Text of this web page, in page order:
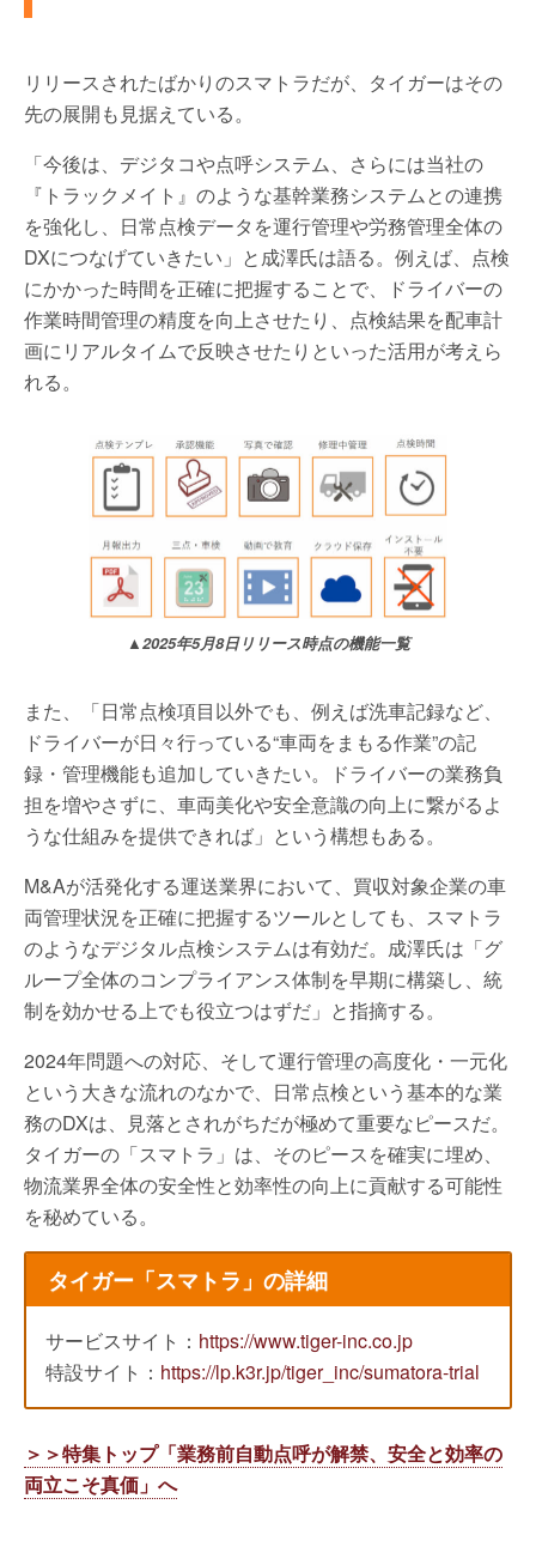
リリースされたばかりのスマトラだが、タイガーはその
先の展開も見据えている。
「今後は、デジタコや点呼システム、さらには当社の
『トラックメイト』のような基幹業務システムとの連携
を強化し、日常点検データを運行管理や労務管理全体の
DXにつなげていきたい」と成澤氏は語る。例えば、点検
にかかった時間を正確に把握することで、ドライバーの
作業時間管理の精度を向上させたり、点検結果を配車計
画にリアルタイムで反映させたりといった活用が考えら
れる。
▲2025年5月8日リリース時点の機能一覧
また、「日常点検項目以外でも、例えば洗車記録など、
ドライバーが日々行っている“車両をまもる作業”の記
録・管理機能も追加していきたい。ドライバーの業務負
担を増やさずに、車両美化や安全意識の向上に繋がるよ
うな仕組みを提供できれば」という構想もある。
M&Aが活発化する運送業界において、買収対象企業の車
両管理状況を正確に把握するツールとしても、スマトラ
のようなデジタル点検システムは有効だ。成澤氏は「グ
ループ全体のコンプライアンス体制を早期に構築し、統
制を効かせる上でも役立つはずだ」と指摘する。
2024年問題への対応、そして運行管理の高度化・一元化
という大きな流れのなかで、日常点検という基本的な業
務のDXは、見落とされがちだが極めて重要なピースだ。
タイガーの「スマトラ」は、そのピースを確実に埋め、
物流業界全体の安全性と効率性の向上に貢献する可能性
を秘めている。
タイガー「スマトラ」の詳細
サービスサイト： https://www.tiger-inc.co.jp
特設サイト： https://lp.k3r.jp/tiger_inc/sumatora-trial
＞＞特集トップ「業務前自動点呼が解禁、安全と効率の
両立こそ真価」へ